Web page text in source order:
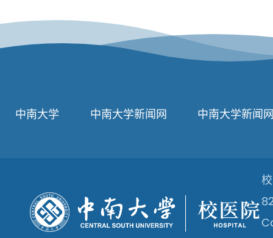
中南大学 中南大学新闻网 中南大学新闻